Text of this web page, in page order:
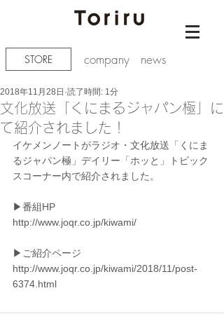
STORE company news
文化放送「くにまるジャパン極」に
て紹介されました！
2018年11月28日 読了時間: 1分
イケメンノートがラジオ・文化放送「くにま
るジャパン極」デイリー「ホッと」トピック
スコーナー内で紹介されました。
▶︎番組HP
http://www.joqr.co.jp/kiwami/
▶︎ご紹介ページ
http://www.joqr.co.jp/kiwami/2018/11/post-
6374.html